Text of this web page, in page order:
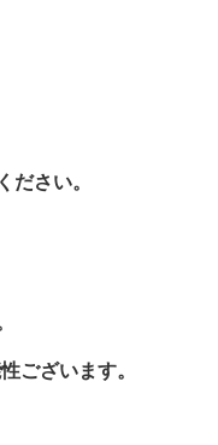
ださい。
ございます。